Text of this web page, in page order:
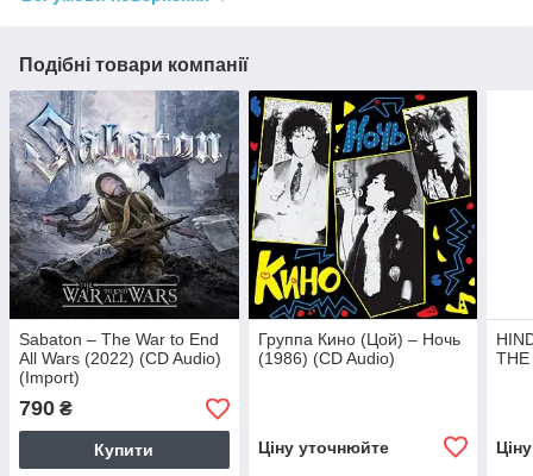
Подібні товари компанії
Sabaton – The War to End
All Wars (2022) (CD Audio)
(Import)
790 ₴
Купити
Группа Кино (Цой) – Ночь
(1986) (CD Audio)
Ціну уточнюйте